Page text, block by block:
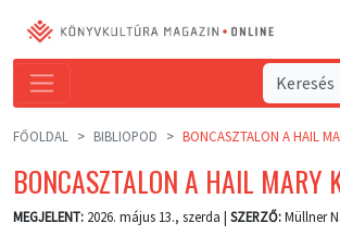
FŐOLDAL BIBLIOPOD BONCASZTALON A HAIL
BONCASZTALON A HAIL MARY
MEGJELENT: 2026. május 13., szerda | SZERZŐ:Müllner